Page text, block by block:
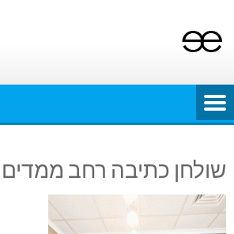
content
שולחן כתיבה רחב